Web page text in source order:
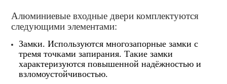
Алюминиевые входные двери комплектуются
следующими элементами:
Замки. Используются многозапорные замки с
тремя точками запирания. Такие замки
характеризуются повышенной надёжностью и
взломоустойчивостью.